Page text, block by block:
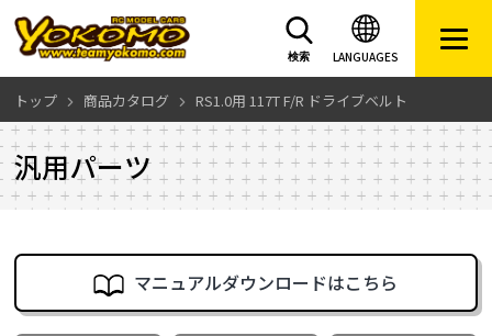
LANGUAGES
検索
トップ 商品カタログ RS1.0用 117T F/R ドライブベルト
汎用パーツ
マニュアルダウンロードはこちら